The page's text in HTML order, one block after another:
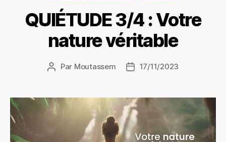
QUIÉTUDE 3/4 : Votre
nature véritable
Auteur
Par Moutassem
Date17/11/2023